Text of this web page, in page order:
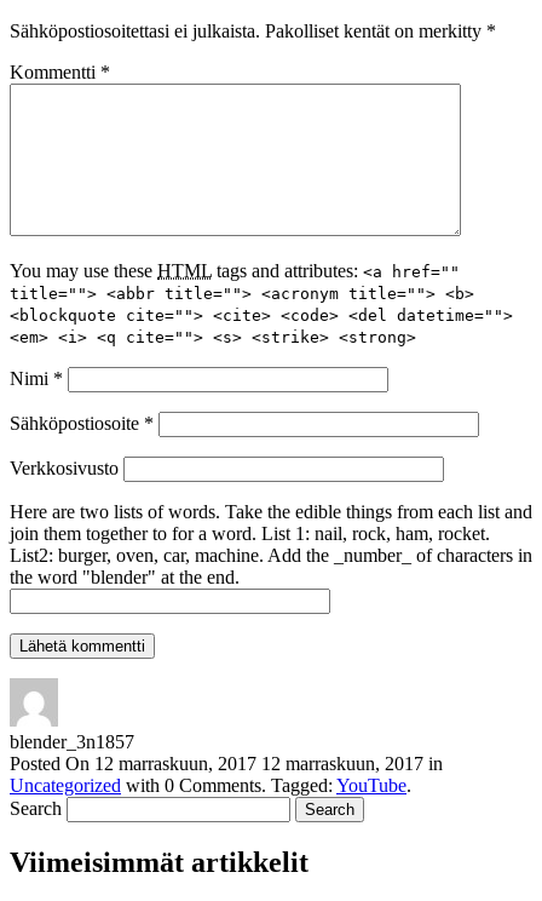
Sähköpostiosoitettasi ei julkaista. Pakolliset kentät on merkitty *
Kommentti *
You may use these HTML tags and attributes: <a href=""
title=""> <abbr title=""> <acronym title=""> <b>
<blockquote cite=""> <cite> <code> <del datetime="">
<em> <i> <q cite=""> <s> <strike> <strong>
Nimi *
Sähköpostiosoite *
Verkkosivusto
Here are two lists of words. Take the edible things from each list and
join them together to for a word. List 1: nail, rock, ham, rocket.
List2: burger, oven, car, machine. Add the _number_ of characters in
the word "blender" at the end.
blender_3n1857
Posted On 12 marraskuun, 2017 12 marraskuun, 2017 in
Uncategorized with 0 Comments. Tagged: YouTube.
Search
Viimeisimmät artikkelit